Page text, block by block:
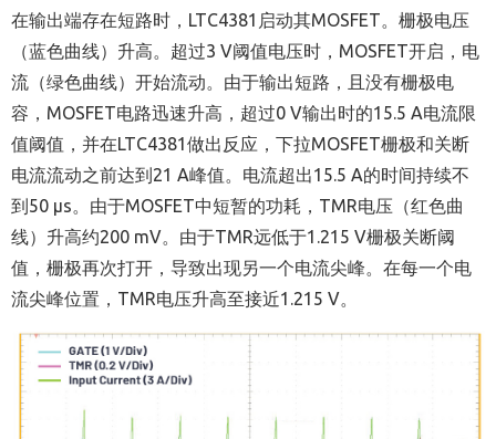
在输出端存在短路时，LTC4381启动其MOSFET。栅极电压
（蓝色曲线）升高。超过3 V阈值电压时，MOSFET开启，电
流（绿色曲线）开始流动。由于输出短路，且没有栅极电
容，MOSFET电路迅速升高，超过0 V输出时的15.5 A电流限
值阈值，并在LTC4381做出反应，下拉MOSFET栅极和关断
电流流动之前达到21 A峰值。电流超出15.5 A的时间持续不
到50 µs。由于MOSFET中短暂的功耗，TMR电压（红色曲
线）升高约200 mV。由于TMR远低于1.215 V栅极关断阈
值，栅极再次打开，导致出现另一个电流尖峰。在每一个电
流尖峰位置，TMR电压升高至接近1.215 V。